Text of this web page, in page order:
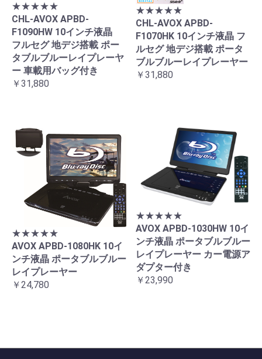
★★★★★
CHL-AVOX APBD-
F1090HW 10インチ液晶
フルセグ 地デジ搭載 ポー
タブルブルーレイプレーヤ
ー 車載用バッグ付き
￥31,880
★★★★★
CHL-AVOX APBD-
F1070HK 10インチ液晶 フ
ルセグ 地デジ搭載 ポータ
ブルブルーレイプレーヤー
￥31,880
★★★★★
AVOX APBD-1080HK 10イ
ンチ液晶 ポータブルブルー
レイプレーヤー
￥24,780
★★★★★
AVOX APBD-1030HW 10イ
ンチ液晶 ポータブルブルー
レイプレーヤー カー電源ア
ダプター付き
￥23,990